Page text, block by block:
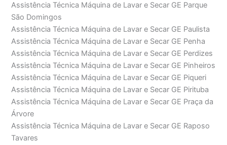
Assistência Técnica Máquina de Lavar e Secar GE Parque
São Domingos
Assistência Técnica Máquina de Lavar e Secar GE Paulista
Assistência Técnica Máquina de Lavar e Secar GE Penha
Assistência Técnica Máquina de Lavar e Secar GE Perdizes
Assistência Técnica Máquina de Lavar e Secar GE Pinheiros
Assistência Técnica Máquina de Lavar e Secar GE Piqueri
Assistência Técnica Máquina de Lavar e Secar GE Pirituba
Assistência Técnica Máquina de Lavar e Secar GE Praça da
Árvore
Assistência Técnica Máquina de Lavar e Secar GE Raposo
Tavares